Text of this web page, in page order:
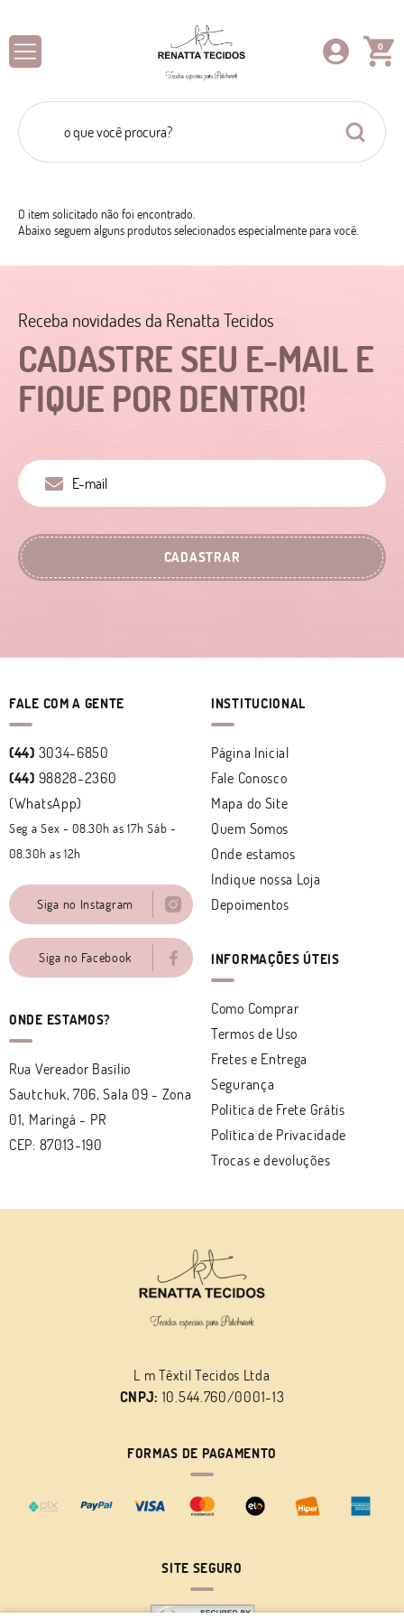
0
O item solicitado não foi encontrado.
Abaixo seguem alguns produtos selecionados especialmente para você.
CADASTRE SEU E-MAIL E
FIQUE POR DENTRO!
Receba novidades da Renatta Tecidos
CADASTRAR
FALE COM A GENTE
(44) 3034-6850
(44) 98828-2360
(WhatsApp)
Seg a Sex - 08.30h as 17h Sáb -
08.30h as 12h
Siga no Instagram
Siga no Facebook
ONDE ESTAMOS?
Rua Vereador Basílio
Sautchuk, 706, Sala 09 - Zona
01, Maringá - PR
CEP: 87013-190
INSTITUCIONAL
Página Inicial
Fale Conosco
Mapa do Site
Quem Somos
Onde estamos
Indique nossa Loja
Depoimentos
INFORMAÇÕES ÚTEIS
Como Comprar
Termos de Uso
Fretes e Entrega
Segurança
Politica de Frete Grátis
Política de Privacidade
Trocas e devoluções
L m Têxtil Tecidos Ltda
CNPJ: 10.544.760/0001-13
FORMAS DE PAGAMENTO
SITE SEGURO